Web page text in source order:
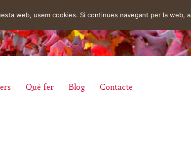
Què fer Blog Contacte
web, usem cookies. Si continues navegant per la web,